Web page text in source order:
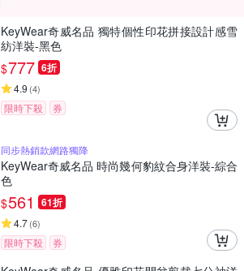
KeyWear奇威名品 獨特個性印花拼接設計感雪
紡洋裝-黑色
$777 6折
4.9 (4)
限時下殺 券
同步熱銷款網路獨降
KeyWear奇威名品 時尚幾何豹紋合身洋裝-綜合
色
$561 61折
4.7(6)
限時下殺 券